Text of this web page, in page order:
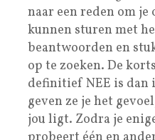
naar een reden om
kunnen sturen met
beantwoorden en
op te zoeken. De
definitief NEE is dan
geven ze je het
jou ligt. Zodra je